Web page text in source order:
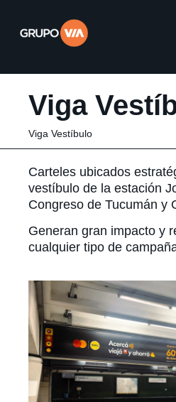
Viga
Viga Vestíbulo
Carteles ubicados
vestíbulo de la estación
Congreso de Tucumán y
Generan gran impacto y
cualquier tipo de